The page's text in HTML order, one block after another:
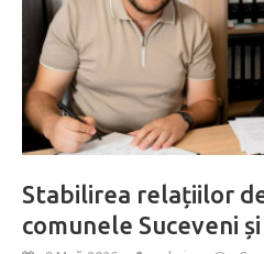
Stabilirea relațiilor
comunele Suceveni